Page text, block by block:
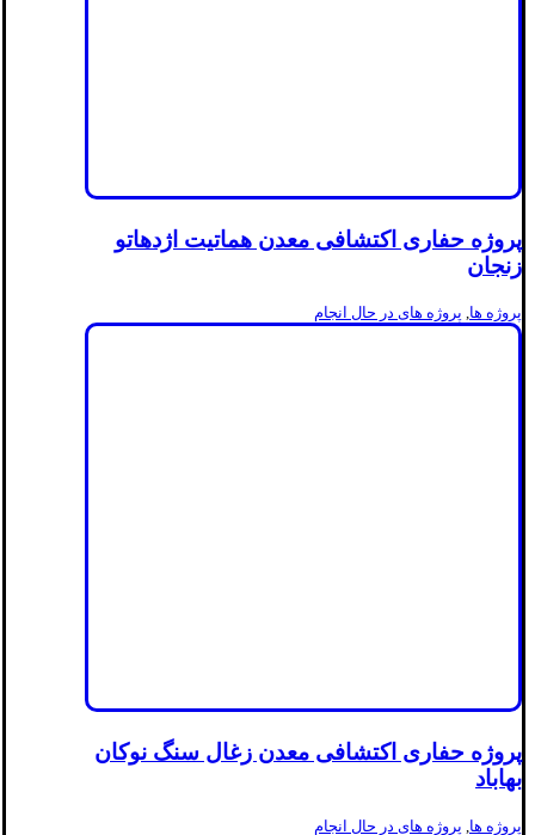
پروژه حفاری اکتشافی معدن هماتیت اژدهاتو
زنجان
پروژه ها, پروژه های در حال انجام
پروژه حفاری اکتشافی معدن زغال سنگ نوکان
بهاباد
پروژه ها پروژه های در حال انجام